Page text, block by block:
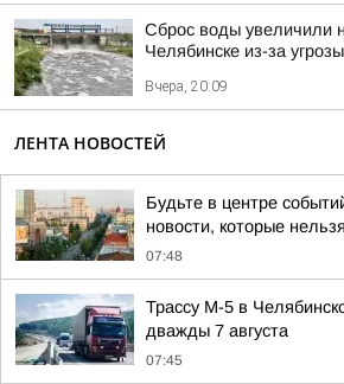
Сброс воды увеличили
Челябинске из-за
Вчера, 20:09
ЛЕНТА НОВОСТЕЙ
Будьте в центре
новости, которые
07:48
Трассу М-5 в
дважды 7 августа
07:45